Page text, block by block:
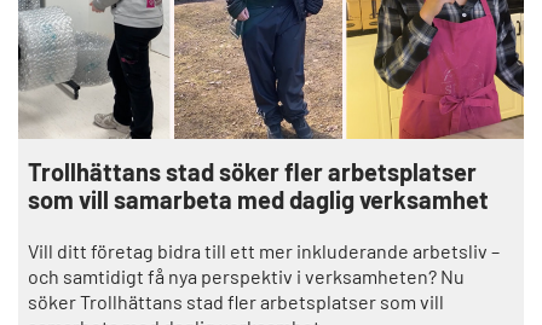
Trollhättans stad söker fler arbetsplatser
som vill samarbeta med daglig verksamhet
Vill ditt företag bidra till ett mer inkluderande arbetsliv –
och samtidigt få nya perspektiv i verksamheten? Nu
söker Trollhättans stad fler arbetsplatser som vill